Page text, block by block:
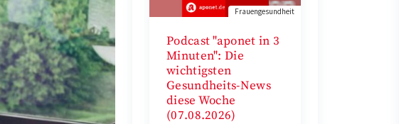
Frauengesundheit
Podcast "aponet in 3
Minuten": Die
wichtigsten
Gesundheits-News
diese Woche
(07.08.2026)